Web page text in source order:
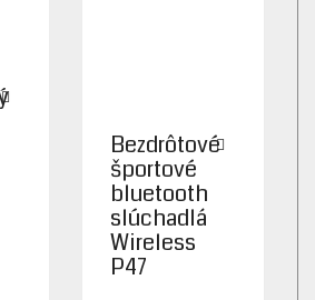
Bezdrôtové
športové
bluetooth
slúchadlá
Wireless
P47